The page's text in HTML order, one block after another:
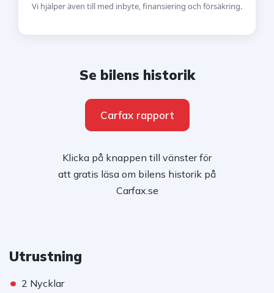
Vi hjälper även till med inbyte, finansiering och försäkring.
Se bilens historik
Carfax rapport
Klicka på knappen till vänster för
att gratis läsa om bilens historik på
Carfax.se
Utrustning
• 2 Nycklar